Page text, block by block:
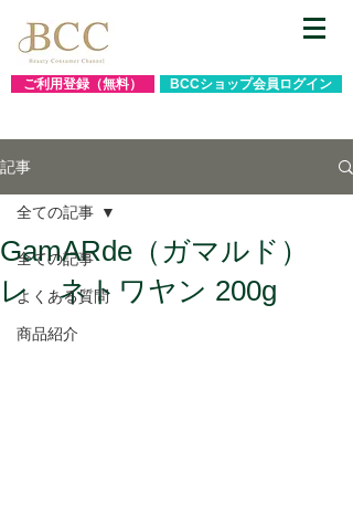
ご利用登録（無料） BCCショップ会員ログイン
記事
全ての記事
よくある質問
商品紹介
全ての記事
GamARde（ガマルド）
レ ネトワヤン 200g